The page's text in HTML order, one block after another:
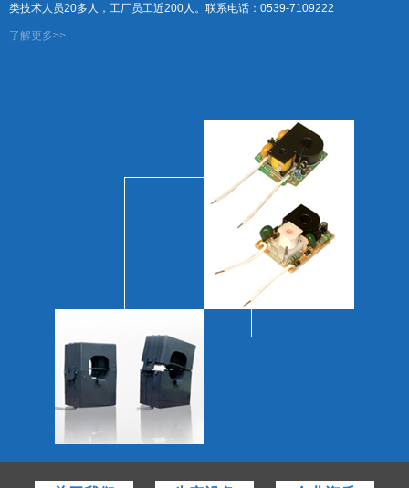
类技术人员20多人，工厂员工近200人。联系电话：0539-7109222
了解更多>>